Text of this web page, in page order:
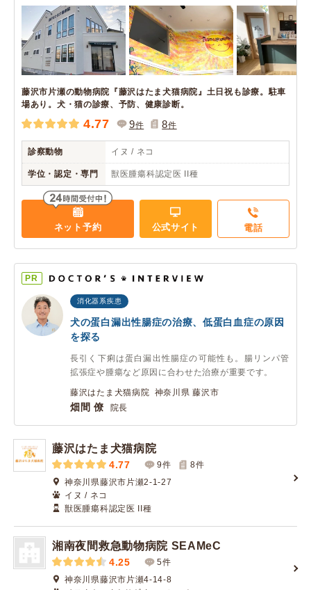
藤沢市片瀬の動物病院『藤沢はたま犬猫病院』土日祝も診療。駐車
場あり。犬・猫の診療、予防、健康診断。
4.77 9件 8件
診察動物 イヌ / ネコ
学位・認定・専門 獣医腫瘍科認定医 II種
ネット予約 公式サイト 電話
PR
消化器系疾患
犬の蛋白漏出性腸症の治療、低蛋白血症の原因
を探る
長引く下痢は蛋白漏出性腸症の可能性も。腸リンパ管
拡張症や腫瘍など原因に合わせた治療が重要です。
藤沢はたま犬猫病院 神奈川県 藤沢市
畑間 僚 院長
藤沢はたま犬猫病院
4.77 9件 8件
神奈川県藤沢市片瀬2-1-27
イヌ / ネコ
獣医腫瘍科認定医 II種
湘南夜間救急動物病院 SEAMeC
4.25
5件
神奈川県藤沢市片瀬4-14-8